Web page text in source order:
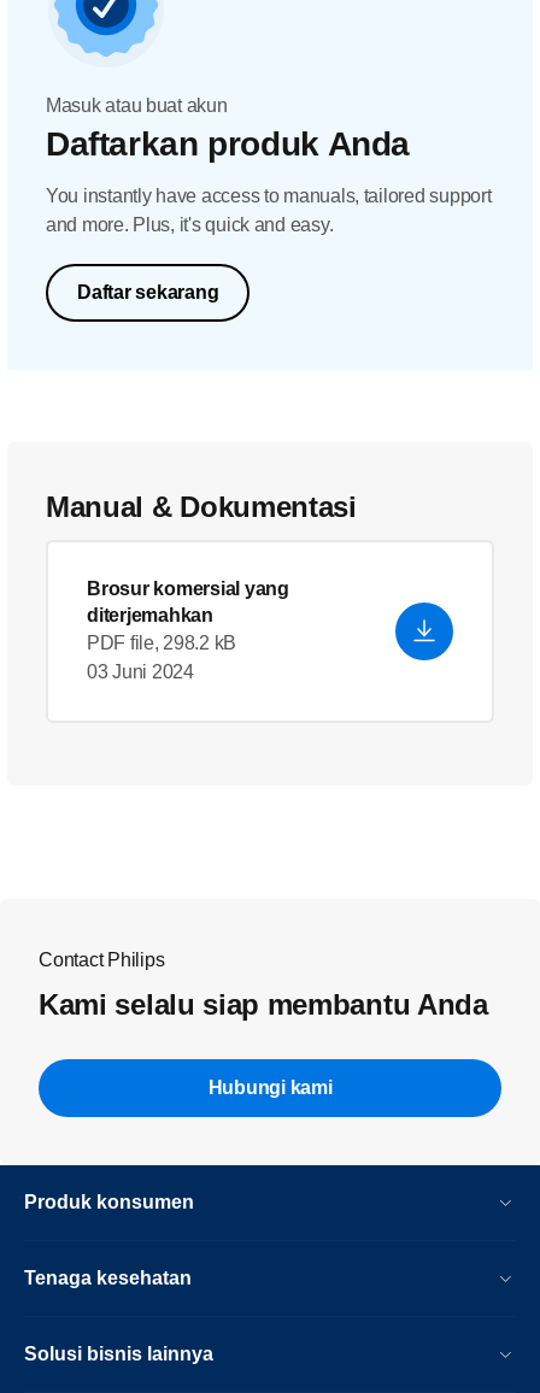
Masuk atau buat akun
Daftarkan produk Anda
You instantly have access to manuals, tailored support
and more. Plus, it's quick and easy.
Daftar sekarang
Manual & Dokumentasi
Brosur komersial yang
diterjemahkan
PDF file, 298.2 kB
03 Juni 2024
Contact Philips
Kami selalu siap membantu Anda
Hubungi kami
Produk konsumen
Tenaga kesehatan
Solusi bisnis lainnya